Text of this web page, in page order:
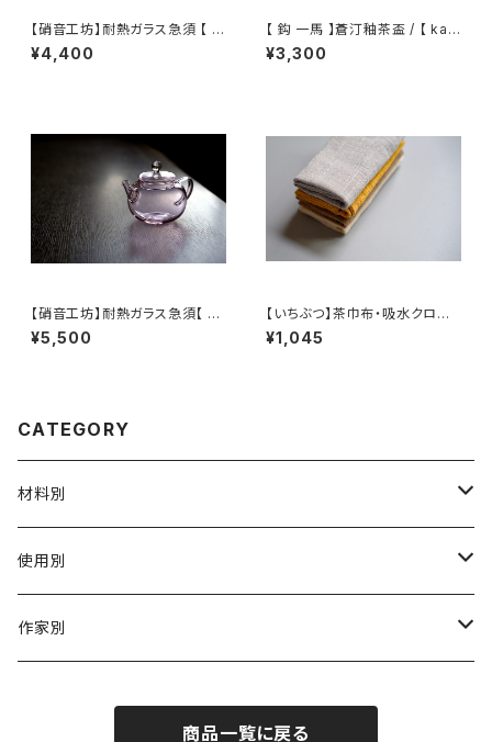
【硝音工坊】耐熱ガラス急須 【 S
hione Studio】Borosilicate
glass teapot
¥4,400
【 鈎 一馬 】蒼汀釉茶盃 / 【 kaz
uma magari 】Teacup
¥3,300
【硝音工坊】耐熱ガラス急須【 Sh
ione Studio】Borosilicate g
lass teapot
¥5,500
【いちぶつ】茶巾布・吸水クロス
｜速乾・カビが生えにくい
¥1,045
CATEGORY
材料別
陶磁器
ガラス
使用別
茶壺 急须 土瓶
作家別
商品一覧に戻る